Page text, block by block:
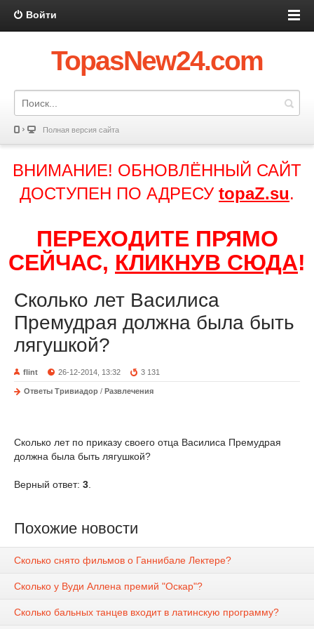
Войти
TopasNew24.com
Полная версия сайта
ВНИМАНИЕ! ОБНОВЛЁННЫЙ САЙТ
ДОСТУПЕН ПО АДРЕСУ topaZ.su.
ПЕРЕХОДИТЕ ПРЯМО
СЕЙЧАС, КЛИКНУВ СЮДА!
Сколько лет Василиса
Премудрая должна была быть
лягушкой?
flint 26-12-2014, 13:32 3 131
Ответы Тривиадор / Развлечения
Сколько лет по приказу своего отца Василиса Премудрая
должна была быть лягушкой?
Верный ответ: 3
Похожие новости
Сколько снято фильмов о Ганнибале Лектере?
Сколько у Вуди Аллена премий "Оскар"?
Сколько бальных танцев входит в латинскую программу?